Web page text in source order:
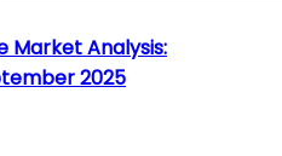
Market Analysis:
2025